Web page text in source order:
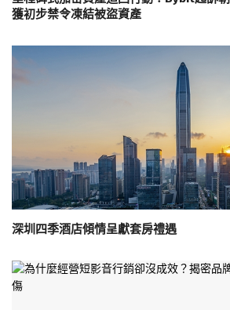
獲初步禁令凍結被盜資產
深圳四季酒店傾情呈獻套房禮遇